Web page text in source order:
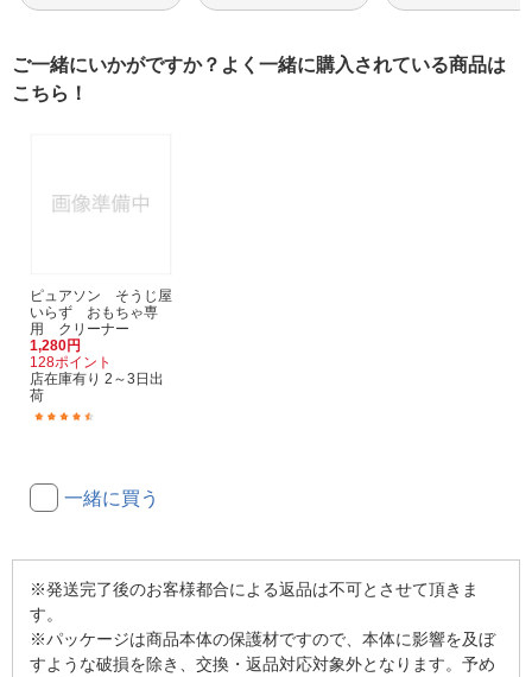
ご一緒にいかがですか？よく一緒に購入されている商品は
こちら！
ピュアソン そうじ屋
いらず おもちゃ専
用 クリーナー
1,280円
128ポイント
店在庫有り 2～3日出
荷
一緒に買う
※発送完了後のお客様都合による返品は不可とさせて頂きま
す。
※パッケージは商品本体の保護材ですので、本体に影響を及ぼ
すような破損を除き、交換・返品対応対象外となります。予め